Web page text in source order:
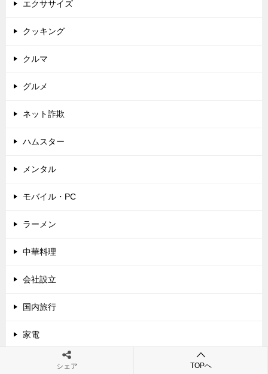
エクササイズ
クッキング
クルマ
グルメ
ネット詐欺
ハムスター
メンタル
モバイル・PC
ラーメン
中華料理
会社設立
国内旅行
家電
シェア TOPへ